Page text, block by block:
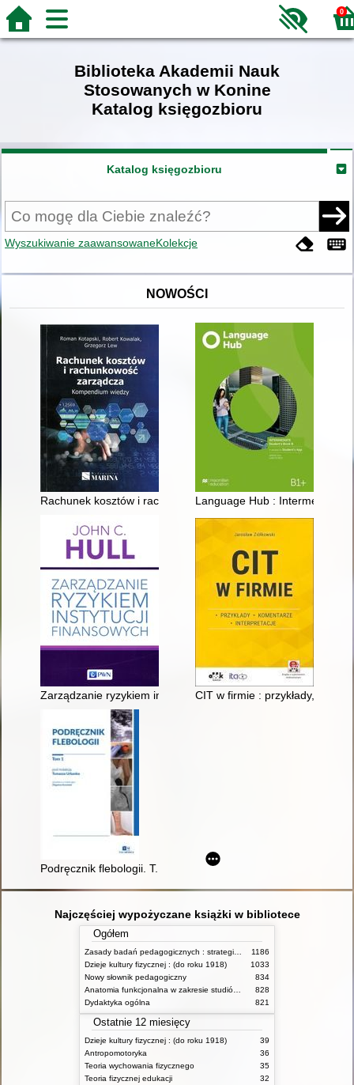
0
Biblioteka Akademii Nauk
Stosowanych w Konine
Katalog księgozbioru
Katalog księgozbioru
Wyszukiwanie zaawansowaneKolekcje
NOWOŚCI
Rachunek kosztów i rachunkowość zarządcza : kompendium
Language Hub : Intermediate :
Zarządzanie ryzykiem instytucji finansowych
CIT w firmie : przykłady,
Podręcznik flebologii. T. 1
Najczęściej wypożyczane książki w bibliotece
Ogółem
1186
Dzieje kultury fizycznej : (do roku 1918)
1033
Nowy słownik pedagogiczny
834
828
Dydaktyka ogólna
821
Ostatnie 12 miesięcy
Dzieje kultury fizycznej : (do roku 1918)
39
Antropomotoryka
36
Teoria wychowania fizycznego
35
Teoria fizycznej edukacji
32